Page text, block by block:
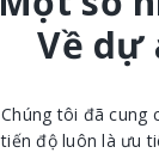
Chúng tôi đã cung
tiến độ luôn là ưu
Về dự